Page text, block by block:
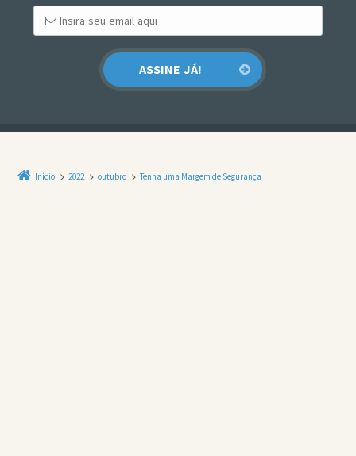
Início 2022 outubro Tenha uma Margem de Segurança